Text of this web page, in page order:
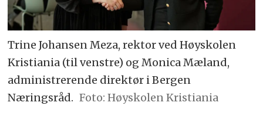
Trine Johansen Meza, rektor ved Høyskolen
Kristiania (til venstre) og Monica Mæland,
administrerende direktør i Bergen
Næringsråd. Foto: Høyskolen Kristiania